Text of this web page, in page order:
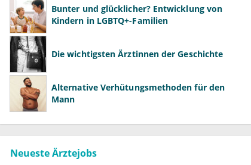
Bunter und glücklicher? Entwicklung von
Kindern in LGBTQ+-Familien
Die wichtigsten Ärztinnen der Geschichte
Alternative Verhütungsmethoden für den
Mann
Neueste Ärztejobs